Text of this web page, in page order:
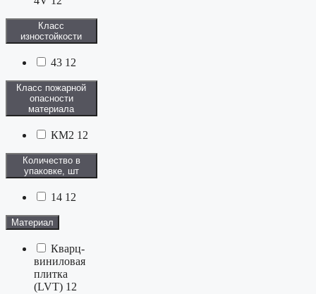
Класс
изностойкости
43 12
Класс пожарной
опасности
материала
КМ2 12
Количество в
упаковке, шт
14 12
Материал
Кварц-
виниловая
плитка
(LVT) 12